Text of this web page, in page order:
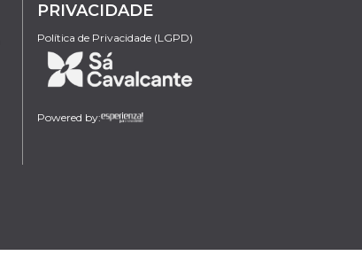
PRIVACIDADE
Política de Privacidade (LGPD)
Powered by: